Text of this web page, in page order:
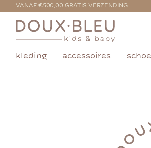
VANAF €500,00 GRATIS VERZENDING
kleding accessoires